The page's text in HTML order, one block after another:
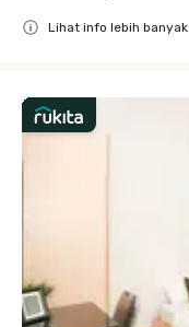
Lihat info lebih banyak